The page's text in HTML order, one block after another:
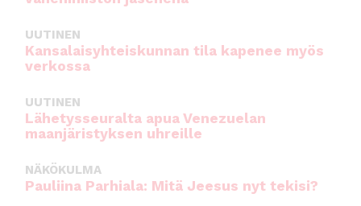
UUTINEN
Kansalaisyhteiskunnan tila kapenee myös
verkossa
UUTINEN
Lähetysseuralta apua Venezuelan
maanjäristyksen uhreille
NÄKÖKULMA
Pauliina Parhiala: Mitä Jeesus nyt tekisi?